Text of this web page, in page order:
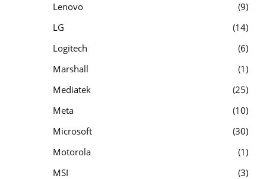
Lenovo
9
LG
14
Logitech
6
Marshall
1
Mediatek
25
Meta
10
Microsoft
30
Motorola
1
MSI
3